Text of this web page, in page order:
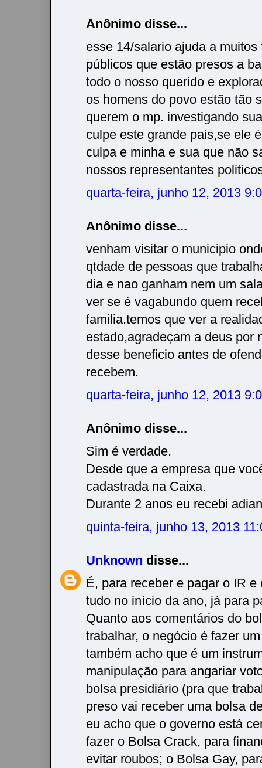
Anônimo disse...
esse 14/salario ajuda a muitos
públicos que estão presos a
todo o nosso querido e
os homens do povo estão tão
querem o mp. investigando
culpe este grande pais,se ele
culpa e minha e sua que não
nossos representantes
quarta-feira, junho 12, 2013
Anônimo disse...
venham visitar o municipio
qtdade de pessoas que
dia e nao ganham nem um
ver se é vagabundo quem
familia.temos que ver a
estado,agradeçam a deus por
desse beneficio antes de
recebem.
quarta-feira, junho 12, 2013
Anônimo disse...
Sim é verdade.
Desde que a empresa que
cadastrada na Caixa.
Durante 2 anos eu recebi
quinta-feira, junho 13, 2013
Unknown disse...
É, para receber e pagar o IR
tudo no início da ano, já para
Quanto aos comentários do
trabalhar, o negócio é fazer
também acho que é um
manipulação para angariar
bolsa presidiário (pra que
preso vai receber uma bolsa
eu acho que o governo está
fazer o Bolsa Crack, para
evitar roubos; o Bolsa Gay,